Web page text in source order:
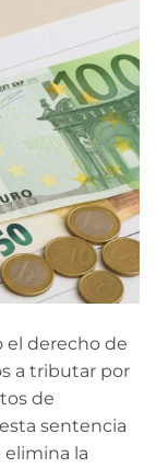
el derecho de
a tributar por
de
sentencia
elimina la